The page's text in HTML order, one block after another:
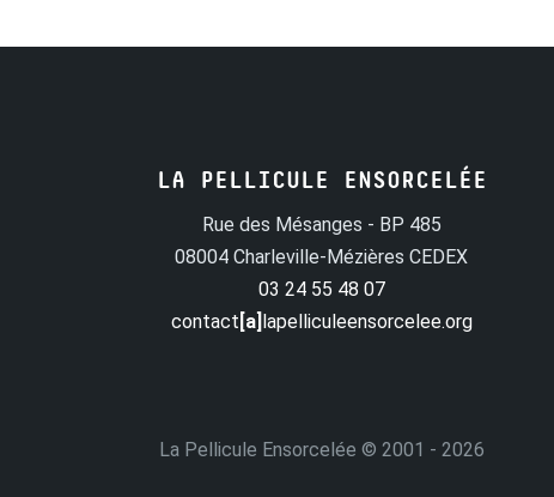
LA PELLICULE ENSORCELÉE
Rue des Mésanges - BP 485
08004 Charleville-Mézières CEDEX
03 24 55 48 07
contact [a] lapelliculeensorcelee.org
La Pellicule Ensorcelée © 2001 - 2026